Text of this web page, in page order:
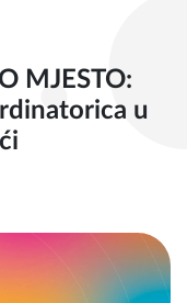
MJESTO:
u